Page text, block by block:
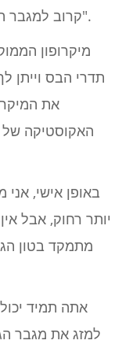
קרוב למגבר הגיטרה. זה נקרא "אפקט הקרבה".
מיקרופון
תדרי הבס וייתן
את
האקוסטיקה של
באופן אישי,
יותר רחוק, אבל
מתמקד בטון
אתה תמיד
למזג את מגבר